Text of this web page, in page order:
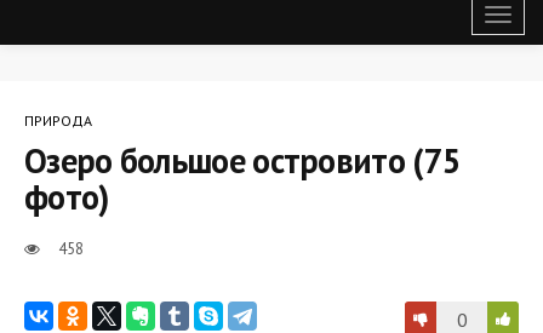
меню
ПРИРОДА
Озеро большое островито (75
фото)
458
0